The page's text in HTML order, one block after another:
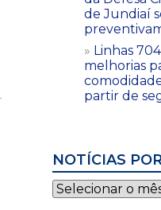
de Jundiaí
Linhas
melhorias
partir de
NOTÍCIAS
Notícias
por